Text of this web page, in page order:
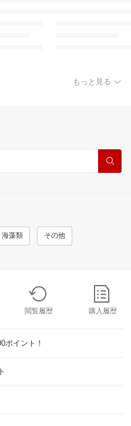
もっと見る
海藻類 その他
閲覧履歴 購入履歴
ポイント！